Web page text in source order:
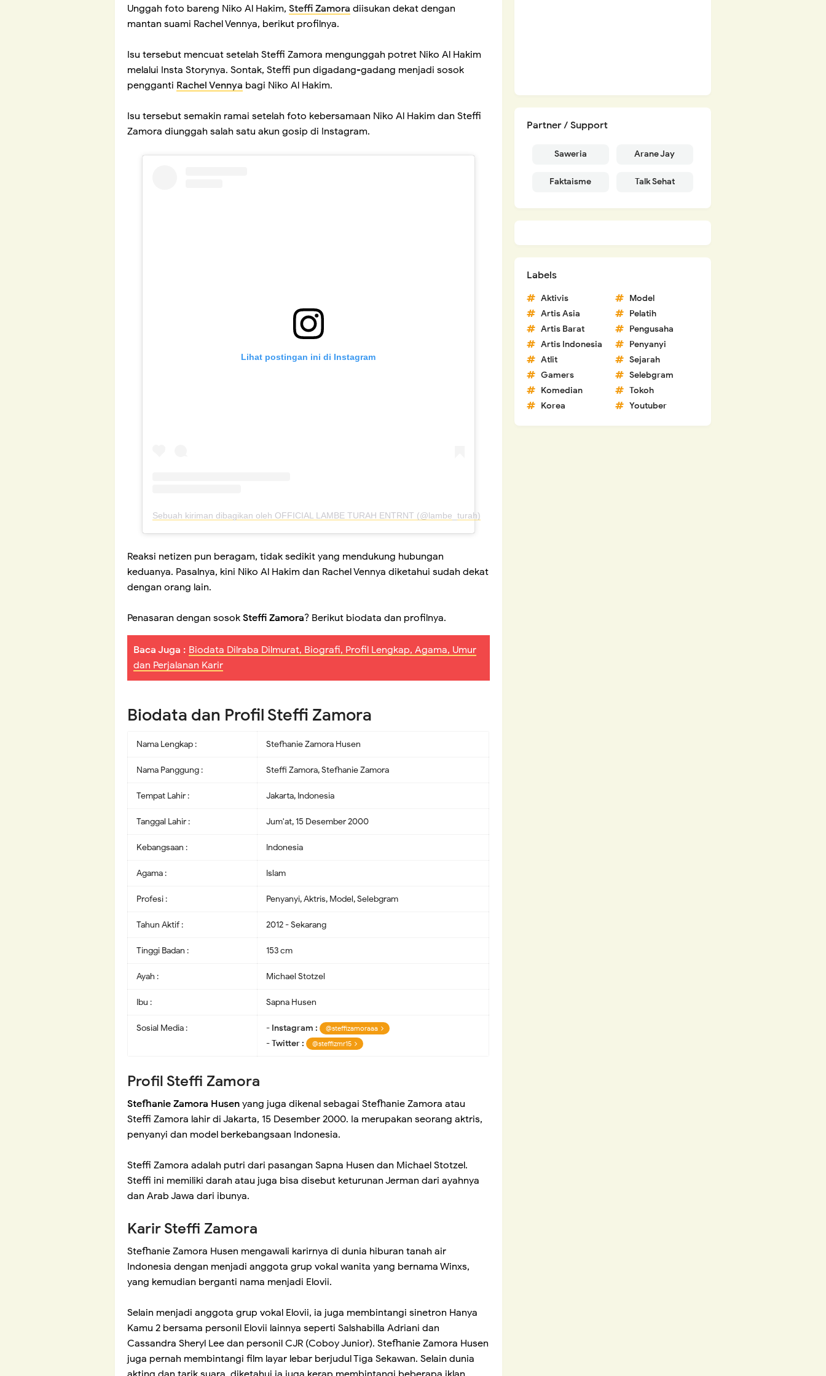
Unggah foto bareng Niko Al Hakim, Steffi Zamora diisukan dekat dengan
mantan suami Rachel Vennya, berikut profilnya.
Isu tersebut mencuat setelah Steffi Zamora mengunggah potret Niko Al Hakim
melalui Insta Storynya. Sontak, Steffi pun digadang-gadang menjadi sosok
pengganti Rachel Vennya bagi Niko Al Hakim.
Isu tersebut semakin ramai setelah foto kebersamaan Niko Al Hakim dan Steffi
Zamora diunggah salah satu akun gosip di Instagram.
Lihat postingan ini di Instagram
Sebuah kiriman dibagikan oleh OFFICIAL LAMBE TURAH ENTRNT (@lambe_turah)
Reaksi netizen pun beragam, tidak sedikit yang mendukung hubungan
keduanya. Pasalnya, kini Niko Al Hakim dan Rachel Vennya diketahui sudah dekat
dengan orang lain.
Penasaran dengan sosok Steffi Zamora? Berikut biodata dan profilnya.
Baca Juga : Biodata Dilraba Dilmurat, Biografi, Profil Lengkap, Agama, Umur
dan Perjalanan Karir
Biodata dan Profil Steffi Zamora
Nama Lengkap : Stefhanie Zamora Husen
Nama Panggung : Steffi Zamora, Stefhanie Zamora
Tempat Lahir : Jakarta, Indonesia
Tanggal Lahir : Jum'at, 15 Desember 2000
Kebangsaan : Indonesia
Agama : Islam
Profesi : Penyanyi, Aktris, Model, Selebgram
Tahun Aktif : 2012 - Sekarang
Tinggi Badan : 153 cm
Ayah : Michael Stotzel
Ibu : Sapna Husen
Sosial Media : - Instagram : @steffizamoraaa
-Twitter : @steffizmr15
Profil Steffi Zamora
Stefhanie Zamora Husen yang juga dikenal sebagai Stefhanie Zamora atau
Steffi Zamora lahir di Jakarta, 15 Desember 2000. Ia merupakan seorang aktris,
penyanyi dan model berkebangsaan Indonesia.
Steffi Zamora adalah putri dari pasangan Sapna Husen dan Michael Stotzel.
Steffi ini memiliki darah atau juga bisa disebut keturunan Jerman dari ayahnya
dan Arab Jawa dari ibunya.
Karir Steffi Zamora
Stefhanie Zamora Husen mengawali karirnya di dunia hiburan tanah air
Indonesia dengan menjadi anggota grup vokal wanita yang bernama Winxs,
yang kemudian berganti nama menjadi Elovii.
Selain menjadi anggota grup vokal Elovii, ia juga membintangi sinetron Hanya
Kamu 2 bersama personil Elovii lainnya seperti Salshabilla Adriani dan
Cassandra Sheryl Lee dan personil CJR (Coboy Junior). Stefhanie Zamora Husen
juga pernah membintangi film layar lebar berjudul Tiga Sekawan. Selain dunia
Partner / Support
Saweria Arane Jay
Faktaisme Talk Sehat
Labels
Aktivis
Artis Asia
Artis Barat
Artis Indonesia
Atlit
Gamers
Komedian
Korea
Model
Pelatih
Pengusaha
Penyanyi
Sejarah
Selebgram
Tokoh
Youtuber